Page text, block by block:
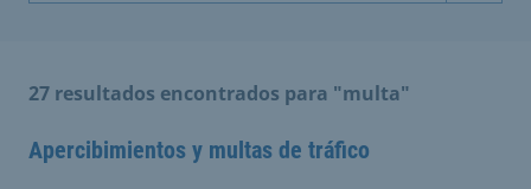
27 resultados encontrados para "multa"
Apercibimientos y multas de tráfico